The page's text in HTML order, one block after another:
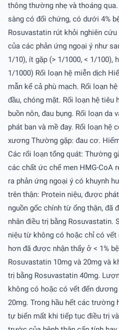
thông thường nhẹ và thoáng
sàng có đối chứng, có dưới 4%
Rosuvastatin rút khỏi nghiên
của các phản ứng ngoại ý như
1/10), ít gặp (> 1/1000, < 1/100),
1/1000) Rối loạn hệ miễn dịch
mẫn kể cả phù mạch. Rối loạn
đầu, chóng mặt. Rối loạn hệ tiêu
buồn nôn, đau bụng. Rối loạn da
phát ban và mề đay. Rối loạn hệ
xương Thường gặp: đau cơ.
Các rối loạn tổng quát: Thường
các chất ức chế men HMG-CoA
ra phản ứng ngoại ý có khuynh
trên thận: Protein niệu, được
nguồn gốc chính từ ống thận, đã
nhân điều trị bằng Rosuvastatin.
niệu từ không có hoặc chỉ có
hơn đã được nhận thấy ở < 1%
Rosuvastatin 10mg và 20mg và
trị bằng Rosuvastatin 40mg.
không có hoặc có vết đến
20mg. Trong hầu hết các trường
tự biến mất khi tiếp tục điều trị